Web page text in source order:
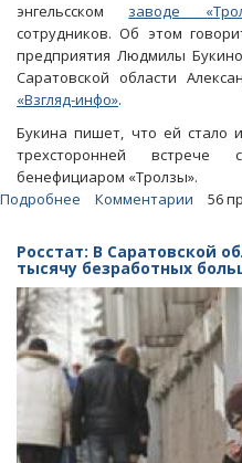
энгельсском заводе
сотрудников. Об этом
предприятия Людмилы
Саратовской области
«Взгляд-инфо».
Букина пишет, что ей стало
трехсторонней
бенефициаром «Тролзы».
Подробнее
«Тролзы»
заявил
об
остановке
сокращений
персонала
Комментарии 56
Росстат: В Саратовской
тысячу безработных